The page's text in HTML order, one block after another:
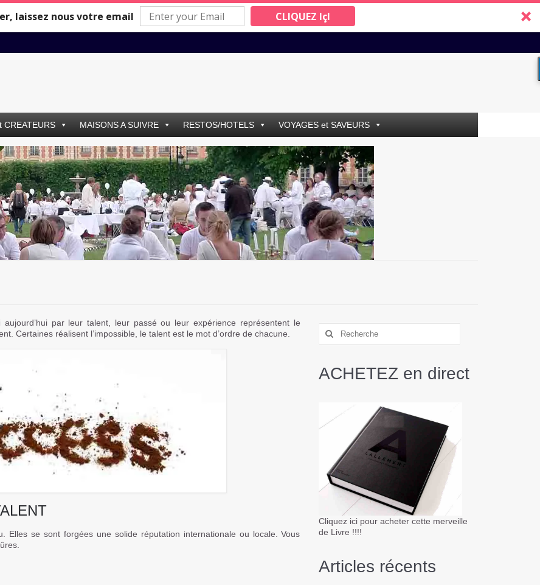
laissez nous votre email CLIQUEZ IçI
CREATEURS MAISONS A SUIVRE RESTOS/HOTELS VOYAGES et SAVEURS
par leur talent, leur passé ou leur expérience représentent le
Certaines réalisent l’impossible, le talent est le mot d’ordre de chacune.
Elles se sont forgées une solide réputation internationale ou locale. Vous
ACHETEZ en direct
Cliquez ici pour acheter cette merveille
de Livre !!!!
Articles récents